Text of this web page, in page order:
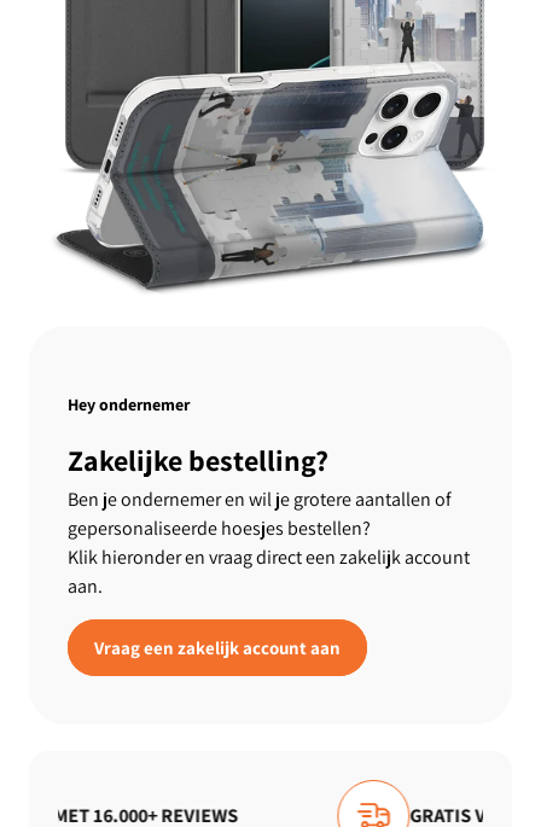
Hey ondernemer
Zakelijke bestelling?
Ben je ondernemer en wil je grotere aantallen of
gepersonaliseerde hoesjes bestellen?
Klik hieronder en vraag direct een zakelijk account
aan.
Vraag een zakelijk account aan
GRATIS VERZENDING